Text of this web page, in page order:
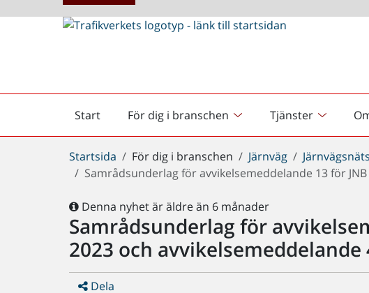
Start
Startsida För dig i branschen Tjänster
Du
är
Startsida För dig i branschen Järnväg
Samrådsunderlag för avvikelsemeddelande 13 för
Denna nyhet är äldre än 6 månader
Samrådsunderlag för
2023 och avvikelsemeddelande
Dela